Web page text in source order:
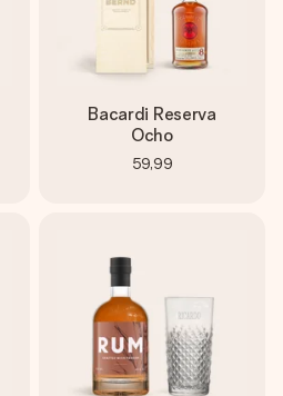
Bacardi Reserva
Ocho
59,99